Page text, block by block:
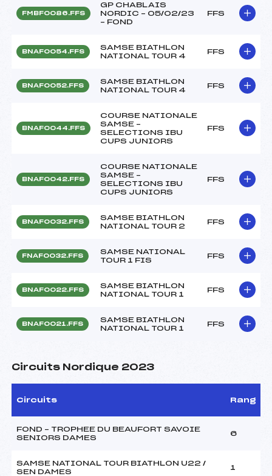
FMBF0086.FFS
GP CHABLAIS
NORDIC – 05/02/23
– FOND
FFS
BNAF0054.FFS
SAMSE BIATHLON
NATIONAL TOUR 4
FFS
BNAF0052.FFS
SAMSE BIATHLON
NATIONAL TOUR 4
FFS
BNAF0044.FFS
COURSE NATIONALE
SAMSE –
SELECTIONS IBU
CUPS JUNIORS
FFS
BNAF0042.FFS
COURSE NATIONALE
SAMSE –
SELECTIONS IBU
CUPS JUNIORS
FFS
BNAF0032.FFS
SAMSE BIATHLON
NATIONAL TOUR 2
FFS
FNAF0032.FFS
SAMSE NATIONAL
TOUR 1 FIS
FFS
BNAF0022.FFS
SAMSE BIATHLON
NATIONAL TOUR 1
FFS
BNAF0021.FFS
SAMSE BIATHLON
NATIONAL TOUR 1
FFS
Circuits Nordique 2023
Circuits Rang
FOND – TROPHEE DU BEAUFORT SAVOIE
SENIORS DAMES
6
SAMSE NATIONAL TOUR BIATHLON U22 /
SEN DAMES
1